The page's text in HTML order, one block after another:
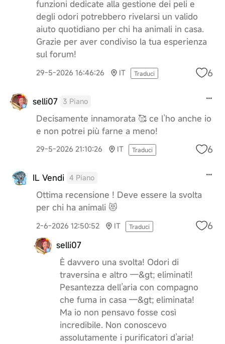
funzioni dedicate alla gestione dei peli e
degli odori potrebbero rivelarsi un valido
aiuto quotidiano per chi ha animali in casa.
Grazie per aver condiviso la tua esperienza
sul forum!
29-5-2026 16:46:26 IT Traduci 6
selli07 3 Piano
Decisamente innamorata 🥰 ce l’ho anche io
e non potrei più farne a meno!
29-5-2026 21:10:26 IT Traduci 6
IL Vendi 4 Piano
Ottima recensione ! Deve essere la svolta
per chi ha animali 😻
2-6-2026 12:50:52 IT Traduci 6
selli07
È davvero una svolta! Odori di
traversina e altro —&gt; eliminati!
Pesantezza dell’aria con compagno
che fuma in casa —&gt; eliminata!
Ma io non pensavo fosse così
incredibile. Non conoscevo
assolutamente i purificatori d’aria!